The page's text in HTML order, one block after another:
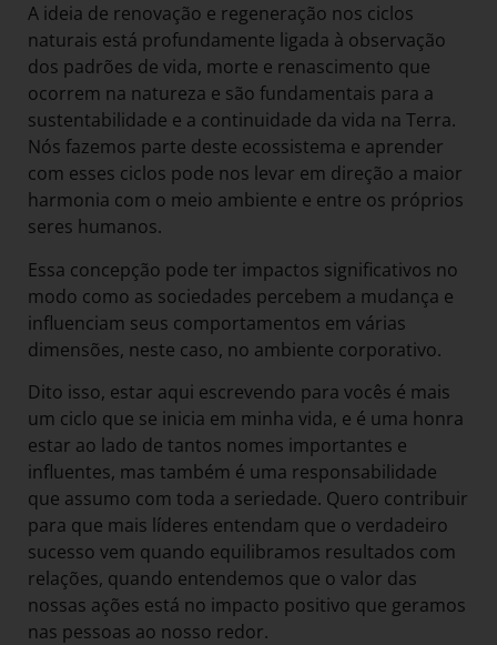
A ideia de renovação e regeneração nos ciclos
naturais está profundamente ligada à observação
dos padrões de vida, morte e renascimento que
ocorrem na natureza e são fundamentais para a
sustentabilidade e a continuidade da vida na Terra.
Nós fazemos parte deste ecossistema e aprender
com esses ciclos pode nos levar em direção a maior
harmonia com o meio ambiente e entre os próprios
seres humanos.
Essa concepção pode ter impactos significativos no
modo como as sociedades percebem a mudança e
influenciam seus comportamentos em várias
dimensões, neste caso, no ambiente corporativo.
Dito isso, estar aqui escrevendo para vocês é mais
um ciclo que se inicia em minha vida, e é uma honra
estar ao lado de tantos nomes importantes e
influentes, mas também é uma responsabilidade
que assumo com toda a seriedade. Quero contribuir
para que mais líderes entendam que o verdadeiro
sucesso vem quando equilibramos resultados com
relações, quando entendemos que o valor das
nossas ações está no impacto positivo que geramos
nas pessoas ao nosso redor.